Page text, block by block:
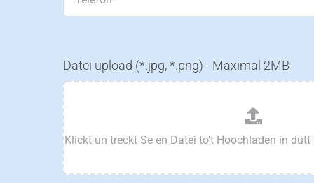
Datei upload (*.jpg, *.png) - Maximal 2MB